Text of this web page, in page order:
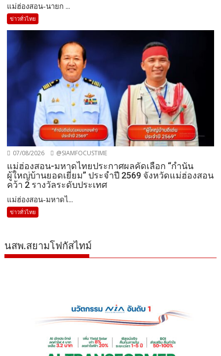
แม่ฮ่องสอน-นายก ...
ข่าวทั่วไทย
07/08/2026 @SIAMFOCUSTIME
แม่ฮ่องสอน-มหาดไทยประกาศผลคัดเลือก “กำนัน
ผู้ใหญ่บ้านยอดเยี่ยม” ประจำปี 2569 จังหวัดแม่ฮ่องสอน
คว้า 2 รางวัลระดับประเทศ
แม่ฮ่องสอน-มหาดไ...
ข่าวทั่วไทย
นสพ.สยามโฟกัสไทม์